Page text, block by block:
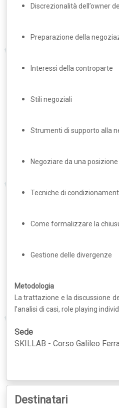
Discrezionalità dell’owner
Preparazione della
Interessi della controparte
Stili negoziali
Strumenti di supporto alla
Negoziare da una
Tecniche di
Come formalizzare la
Gestione delle divergenze
Metodologia
La trattazione e la discussione
l’analisi di casi, role playing
Sede
SKILLAB - Corso Galileo
Destinatari